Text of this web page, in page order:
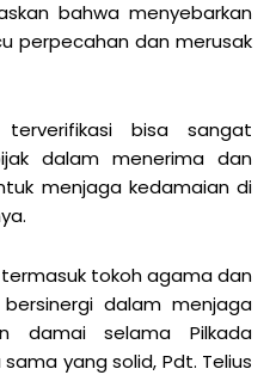
bahwa menyebarkan
perpecahan dan merusak
bisa sangat
dalam menerima dan
menjaga kedamaian di
tokoh agama dan
dalam menjaga
damai selama Pilkada
yang solid, Pdt. Telius